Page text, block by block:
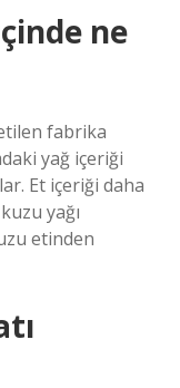
ne
fabrika
yağ içeriği
Et içeriği daha
yağı
etinden